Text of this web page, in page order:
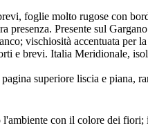
foglie molto rugose con
presenza. Presente sul
vischiosità accentuata per
e brevi. Italia Meridionale,
superiore liscia e piana,
con il colore dei